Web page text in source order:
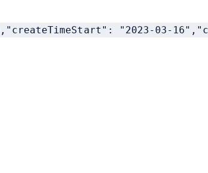
"2023-03-